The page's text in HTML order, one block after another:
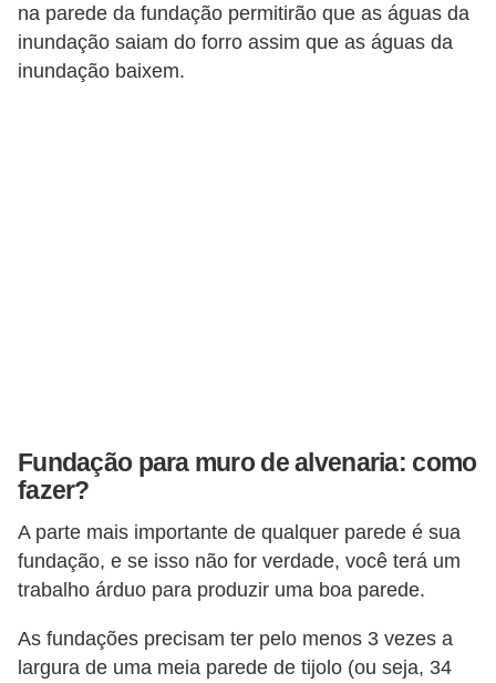
na parede da fundação permitirão que as águas da
inundação saiam do forro assim que as águas da
inundação baixem.
Fundação para muro de alvenaria: como
fazer?
A parte mais importante de qualquer parede é sua
fundação, e se isso não for verdade, você terá um
trabalho árduo para produzir uma boa parede.
As fundações precisam ter pelo menos 3 vezes a
largura de uma meia parede de tijolo (ou seja, 34